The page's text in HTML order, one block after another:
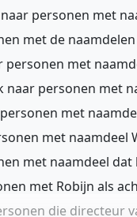
personen met
met de naamdelen
personen met
naar personen met
met
met naamdeel
met naamdeel
met Robijn als
die directeur